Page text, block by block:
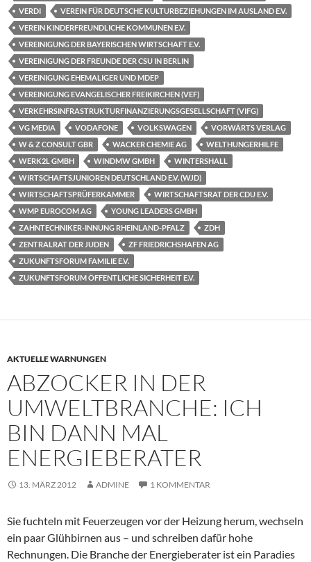
VERDI
VEREIN FÜR DEUTSCHE KULTURBEZIEHUNGEN IM AUSLAND E.V.
VEREIN KINDERFREUNDLICHE KOMMUNEN E.V.
VEREINIGUNG DER BAYERISCHEN WIRTSCHAFT E.V.
VEREINIGUNG DER FREUNDE DER CSU IN BERLIN
VEREINIGUNG EHEMALIGER UND MDEP
VEREINIGUNG EVANGELISCHER FREIKIRCHEN (VEF)
VERKEHRSINFRASTRUKTURFINANZIERUNGSGESELLSCHAFT (VIFG)
VG MEDIA
VODAFONE VOLKSWAGEN
VORWÄRTS VERLAG
W & Z CONSULT GBR
WACKER CHEMIE AG
WELTHUNGERHILFE
WERK2L GMBH
WINDMW GMBH
WINTERSHALL
WIRTSCHAFTSJUNIOREN DEUTSCHLAND E.V. (WJD)
WIRTSCHAFTSPRÜFERKAMMER
WIRTSCHAFTSRAT DER CDU E.V.
WMP EUROCOM AG
YOUNG LEADERS GMBH
ZAHNTECHNIKER-INNUNG RHEINLAND-PFALZ
ZDH
ZENTRALRAT DER JUDEN
ZF FRIEDRICHSHAFEN AG
ZUKUNFTSFORUM FAMILIE E.V.
ZUKUNFTSFORUM ÖFFENTLICHE SICHERHEIT E.V.
AKTUELLE WARNUNGEN
ABZOCKER IN DER
UMWELTBRANCHE: ICH
BIN DANN MAL
ENERGIEBERATER
13. MÄRZ 2012 ADMINE 1 KOMMENTAR
Sie fuchteln mit Feuerzeugen vor der Heizung herum, wechseln
ein paar Glühbirnen aus – und schreiben dafür hohe
Rechnungen. Die Branche der Energieberater ist ein Paradies